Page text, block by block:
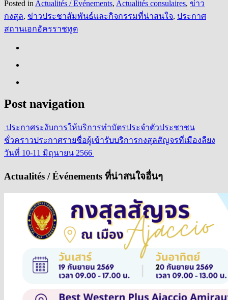
Posted in Actualités / Événements, Actualités consulaires, ข่าว
กงสุล, ข่าวประชาสัมพันธ์และกิจกรรมที่น่าสนใจ, ประกาศ
สถานเอกอัครราชทูต
Post navigation
ประกาศระงับการให้บริการทำบัตรประจำตัวประชาชน
ชั่วคราวประกาศรายชื่อผู้เข้ารับบริการกงสุลสัญจรที่เมืองลียง
วันที่ 10-11 มิถุนายน 2566
Actualités / Événements ที่น่าสนใจอื่นๆ